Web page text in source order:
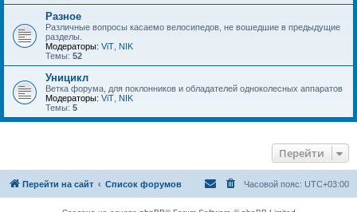
Разное
Различные вопросы касаемо велосипедов, не вошедшие в предыдущие
разделы.
Модераторы: ViT NIK
Темы: 52
Уницикл
Ветка форума, для поклонников и обладателей одноколесных аппаратов
Модераторы: ViT NIK
Темы: 5
Перейти
Перейти на сайт Список форумов Часовой пояс: UTC+03:00